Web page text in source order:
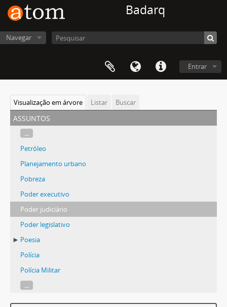
Badarq
Navegar
Entrar
Visualização em árvore Listar Buscar
assuntos
...
Petróleo
Planejamento urbano
Pobreza
Poder executivo
Poder judiciário
Poder legislativo
Poesia
Polícia
Polícia Militar
...